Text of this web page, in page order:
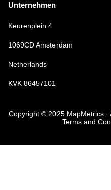
Unternehmen
Keurenplein 4
1069CD Amsterdam
Netherlands
KVK 86457101
Copyright © 2025 MapMetrics ·
Terms and